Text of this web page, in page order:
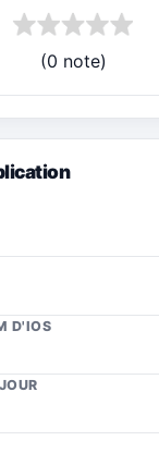
(0 note)
D'IOS